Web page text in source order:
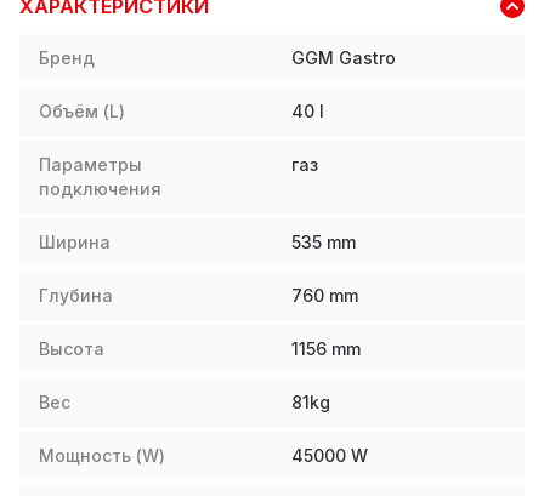
ХАРАКТЕРИСТИКИ
Бренд GGM Gastro
Объём (L) 40 l
Параметры
подключения
газ
Ширина 535 mm
Глубина 760 mm
Высота 1156 mm
Вес 81kg
Мощность (W) 45000 W